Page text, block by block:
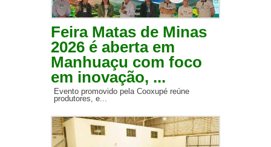
Feira Matas de Minas
2026 é aberta em
Manhuaçu com foco
em inovação, ...
Evento promovido pela Cooxupé reúne
produtores, e...